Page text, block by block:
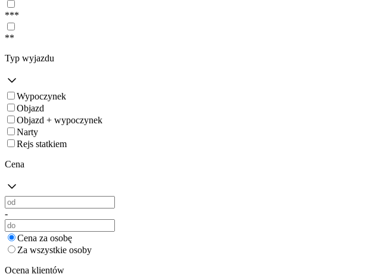
***
**
Typ wyjazdu
Wypoczynek
Objazd
Objazd + wypoczynek
Narty
Rejs statkiem
Cena
-
Cena za osobę
Za wszystkie osoby
Ocena klientów